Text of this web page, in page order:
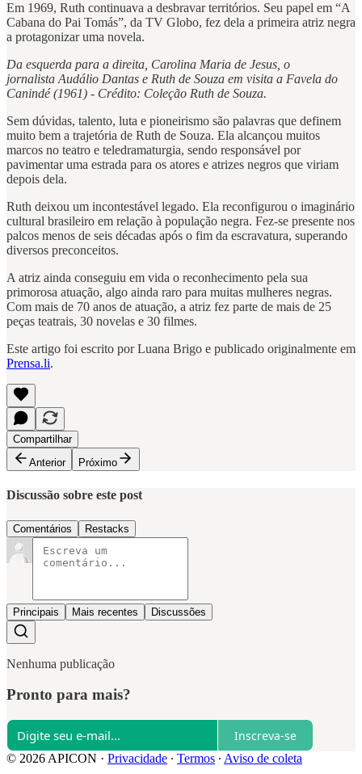
Em 1969, Ruth continuava a desbravar territórios. Seu papel em “A
Cabana do Pai Tomás”, da TV Globo, fez dela a primeira atriz negra
a protagonizar uma novela.
Da esquerda para a direita, Carolina Maria de Jesus, o
jornalista Audálio Dantas e Ruth de Souza em visita a Favela do
Canindé (1961) - Crédito: Coleção Ruth de Souza.
Sem dúvidas, talento, luta e pioneirismo são palavras que definem
muito bem a trajetória de Ruth de Souza. Ela alcançou muitos
marcos no teatro e teledramaturgia, sendo responsável por
pavimentar uma estrada para os atores e atrizes negros que viriam
depois dela.
Ruth deixou um incontestável legado. Ela reconfigurou o imaginário
cultural brasileiro em relação à população negra. Fez-se presente nos
palcos menos de seis décadas após o fim da escravatura, superando
diversos preconceitos.
A atriz ainda conseguiu em vida o reconhecimento pela sua
primorosa atuação, algo ainda raro para muitas mulheres negras.
Com mais de 70 anos de atuação, a atriz fez parte de mais de 25
peças teatrais, 30 novelas e 30 filmes.
Este artigo foi escrito por Luana Brigo e publicado originalmente em
Prensa.li.
Compartilhar
Anterior
Próximo
Discussão sobre este post
Comentários Restacks
Principais Mais recentes Discussões
Nenhuma publicação
Pronto para mais?
Inscreva-se
© 2026 APICON · Privacidade ∙ Termos ∙ Aviso de coleta